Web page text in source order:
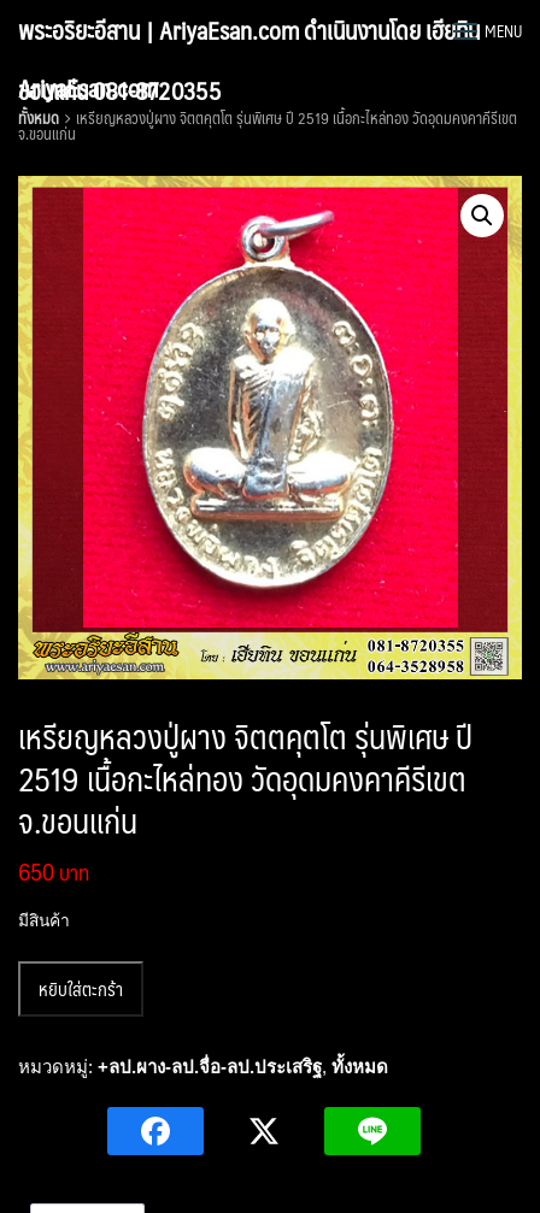
พระอริยะอีสาน | AriyaEsan.com ดำเนินงานโดย เฮียทิน
ขอนแก่น 081-8720355
MENU
AriyaEsan.com
ทั้งหมด เหรียญหลวงปู่ผาง จิตตคุตโต รุ่นพิเศษ ปี 2519 เนื้อกะไหล่ทอง วัดอุดมคงคาคีรีเขต
จ.ขอนแก่น
เหรียญหลวงปู่ผาง จิตตคุตโต รุ่นพิเศษ ปี
2519 เนื้อกะไหล่ทอง วัดอุดมคงคาคีรีเขต
จ.ขอนแก่น
650
มีสินค้า
เหรียญ
ปู่
รุ่น
หยิบใส่ตะกร้า
หมวดหมู่: +ลป.ผาง-ลป.จื่อ-ลป.ประเสริฐ, ทั้งหมด